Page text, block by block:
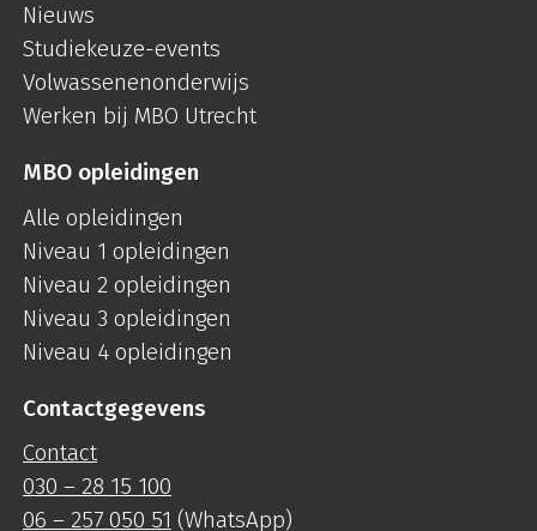
Nieuws
Studiekeuze-events
Volwassenenonderwijs
Werken bij MBO Utrecht
MBO opleidingen
Alle opleidingen
Niveau 1 opleidingen
Niveau 2 opleidingen
Niveau 3 opleidingen
Niveau 4 opleidingen
Contactgegevens
Contact
030 – 28 15 100
06 – 257 050 51 (WhatsApp)